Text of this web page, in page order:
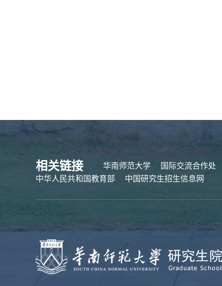
相关链接 华南师范大学 国际交流合作处
中华人民共和国教育部
中国研究生招生信息网